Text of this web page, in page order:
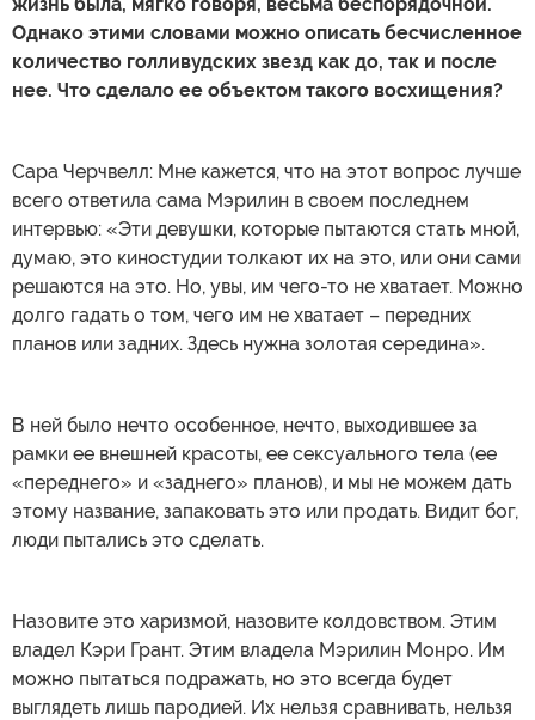
Однако этими словами можно описать бесчисленное
количество голливудских звезд как до, так и после
нее. Что сделало ее объектом такого восхищения?
Сара Черчвелл: Мне кажется, что на этот вопрос лучше
всего ответила сама Мэрилин в своем последнем
интервью: «Эти девушки, которые пытаются стать мной,
думаю, это киностудии толкают их на это, или они сами
решаются на это. Но, увы, им чего-то не хватает. Можно
долго гадать о том, чего им не хватает – передних
планов или задних. Здесь нужна золотая середина».
В ней было нечто особенное, нечто, выходившее за
рамки ее внешней красоты, ее сексуального тела (ее
«переднего» и «заднего» планов), и мы не можем дать
этому название, запаковать это или продать. Видит бог,
люди пытались это сделать.
Назовите это харизмой, назовите колдовством. Этим
владел Кэри Грант. Этим владела Мэрилин Монро. Им
можно пытаться подражать, но это всегда будет
выглядеть лишь пародией. Их нельзя сравнивать, нельзя